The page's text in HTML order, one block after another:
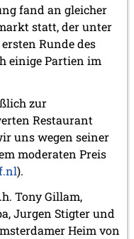
fand an gleicher
statt, der unter
Runde des
einige Partien im
zur
Restaurant
uns wegen seiner
moderaten Preis
).
Tony Gillam,
Jurgen Stigter und
Heim von